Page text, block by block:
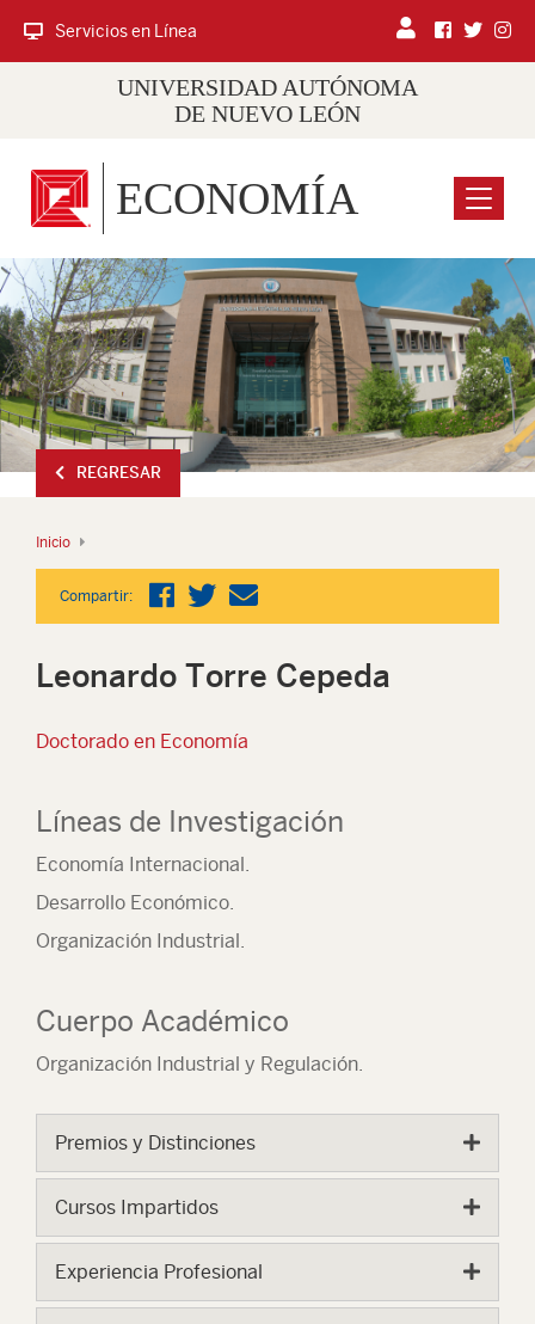
Servicios en Línea
UNIVERSIDAD AUTÓNOMA
DE NUEVO LEÓN
Menu
ECONOMÍA
REGRESAR
Inicio
Compartir:
Leonardo Torre Cepeda
Doctorado en Economía
Líneas de Investigación
Economía Internacional.
Desarrollo Económico.
Organización Industrial.
Cuerpo Académico
Organización Industrial y Regulación.
Premios y Distinciones
Cursos Impartidos
Experiencia Profesional